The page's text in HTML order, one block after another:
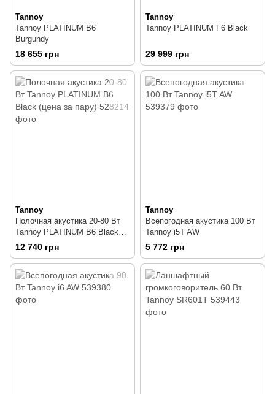
Tannoy
Tannoy PLATINUM B6
Burgundy
18 655 грн
Tannoy
Tannoy PLATINUM F6 Black
29 999 грн
Tannoy
Полочная акустика 20-80 Вт
Tannoy PLATINUM B6 Black
(цена за пару)
12 740 грн
Tannoy
Всепогодная акустика 100 Вт
Tannoy i5T AW
5 772 грн